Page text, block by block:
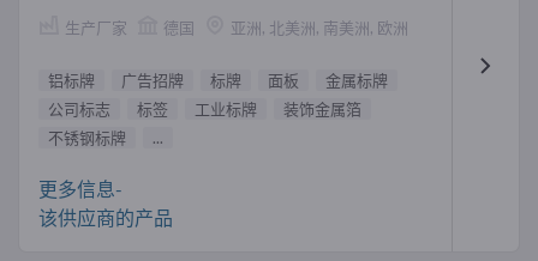
生产厂家 德国 亚洲, 北美洲, 南美洲, 欧洲
铝标牌 广告招牌 标牌 面板
金属标牌
公司标志
标签 工业标牌
装饰金属箔
不锈钢标牌
...
更多信息-
该供应商的产品